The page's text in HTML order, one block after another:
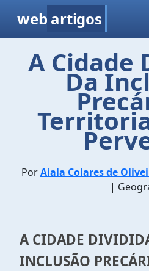
web artigos
A Cidade
Da
PorAiala Colares de
|
A CIDADE
INCLUSÃO